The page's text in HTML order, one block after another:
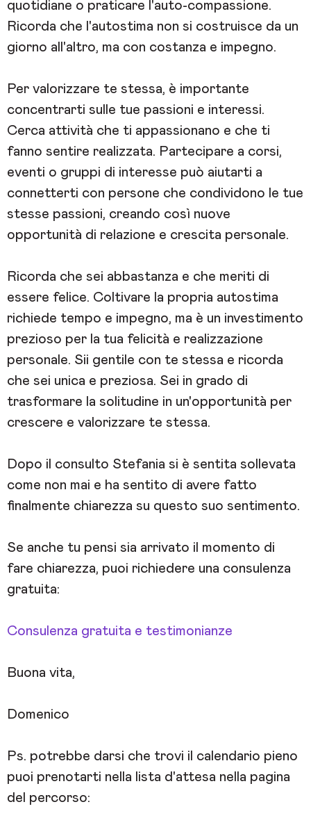
quotidiane o praticare l'auto-compassione.
Ricorda che l'autostima non si costruisce da un
giorno all'altro, ma con costanza e impegno.
Per valorizzare te stessa, è importante
concentrarti sulle tue passioni e interessi.
Cerca attività che ti appassionano e che ti
fanno sentire realizzata. Partecipare a corsi,
eventi o gruppi di interesse può aiutarti a
connetterti con persone che condividono le tue
stesse passioni, creando così nuove
opportunità di relazione e crescita personale.
Ricorda che sei abbastanza e che meriti di
essere felice. Coltivare la propria autostima
richiede tempo e impegno, ma è un investimento
prezioso per la tua felicità e realizzazione
personale. Sii gentile con te stessa e ricorda
che sei unica e preziosa. Sei in grado di
trasformare la solitudine in un'opportunità per
crescere e valorizzare te stessa.
Dopo il consulto Stefania si è sentita sollevata
come non mai e ha sentito di avere fatto
finalmente chiarezza su questo suo sentimento.
Se anche tu pensi sia arrivato il momento di
fare chiarezza, puoi richiedere una consulenza
gratuita:
Consulenza gratuita e testimonianze
Buona vita,
Domenico
Ps. potrebbe darsi che trovi il calendario pieno
puoi prenotarti nella lista d'attesa nella pagina
del percorso: